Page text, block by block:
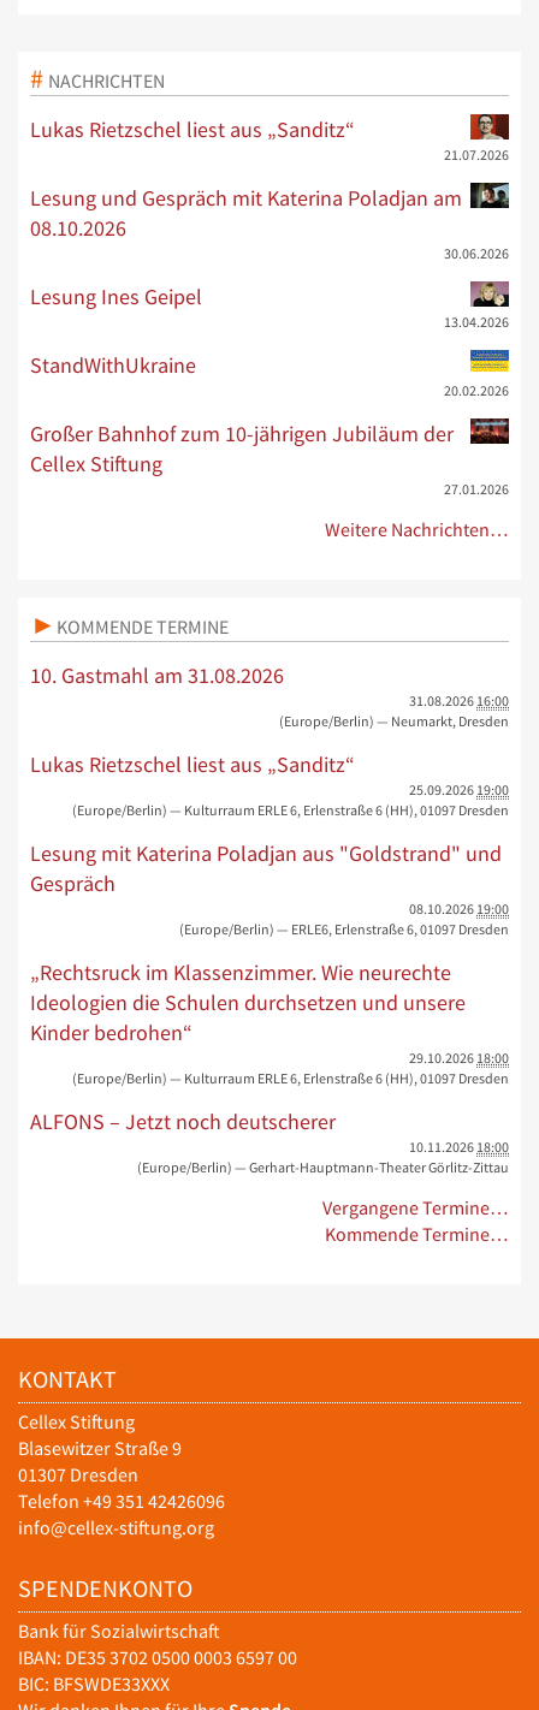
NACHRICHTEN
Lukas Rietzschel liest aus „Sanditz“
21.07.2026
Lesung und Gespräch mit Katerina Poladjan am
08.10.2026
30.06.2026
Lesung Ines Geipel
13.04.2026
StandWithUkraine
20.02.2026
Großer Bahnhof zum 10-jährigen Jubiläum der
Cellex Stiftung
27.01.2026
Weitere Nachrichten…
KOMMENDE TERMINE
10. Gastmahl am 31.08.2026
31.08.2026 16:00
(Europe/Berlin) — Neumarkt, Dresden
Lukas Rietzschel liest aus „Sanditz“
25.09.2026 19:00
(Europe/Berlin) — Kulturraum ERLE 6, Erlenstraße 6 (HH), 01097 Dresden
Lesung mit Katerina Poladjan aus "Goldstrand" und
Gespräch
08.10.2026 19:00
(Europe/Berlin) — ERLE6, Erlenstraße 6, 01097 Dresden
„Rechtsruck im Klassenzimmer. Wie neurechte
Ideologien die Schulen durchsetzen und unsere
Kinder bedrohen“
29.10.2026 18:00
(Europe/Berlin) — Kulturraum ERLE 6, Erlenstraße 6 (HH), 01097 Dresden
ALFONS – Jetzt noch deutscherer
10.11.2026 18:00
(Europe/Berlin) — Gerhart-Hauptmann-Theater Görlitz-Zittau
Vergangene Termine…
Kommende Termine…
KONTAKT
Cellex Stiftung
Blasewitzer Straße 9
01307 Dresden
Telefon +49 351 42426096
info@cellex-stiftung.org
SPENDENKONTO
Bank für Sozialwirtschaft
IBAN: DE35 3702 0500 0003 6597 00
BIC: BFSWDE33XXX